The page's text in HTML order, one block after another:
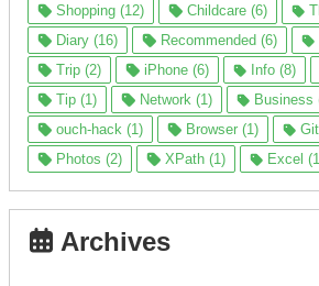
Shopping (12)
Childcare (6)
Diary (16)
Recommended (6)
Trip (2)
iPhone (6) Info (8)
Tip (1)
Network (1)
Business
ouch-hack (1)
Browser (1)
Photos (2)
XPath (1) Excel
Archives